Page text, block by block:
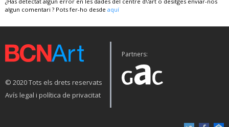
algun comentari ? Pots fer-ho desde aquí
© 2020 Tots els drets reservats
Avís legal i política de privacitat
Partners: